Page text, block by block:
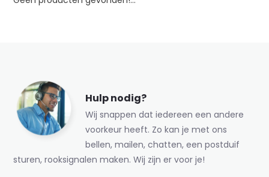
Hulp nodig?
Wij snappen dat iedereen een andere
voorkeur heeft. Zo kan je met ons
bellen, mailen, chatten, een postduif
sturen, rooksignalen maken. Wij zijn er voor je!